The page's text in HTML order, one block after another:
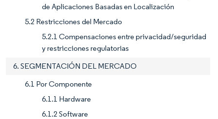
de Aplicaciones Basadas en Localización
5.2 Restricciones del Mercado
5.2.1 Compensaciones entre privacidad/seguridad
y restricciones regulatorias
6. SEGMENTACIÓN DEL MERCADO
6.1 Por Componente
6.1.1 Hardware
6.1.2 Software